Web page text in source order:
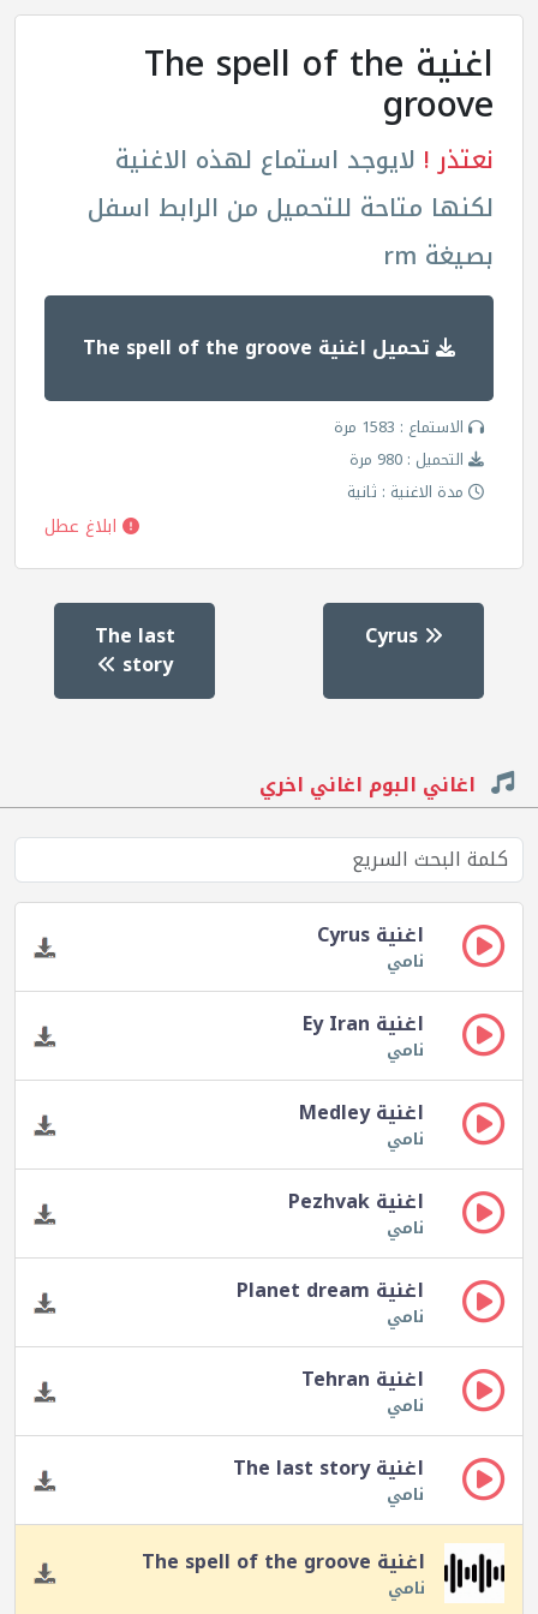
اغنية The spell of the
groove
نعتذر ! لايوجد استماع لهذه الاغنية
لكنها متاحة للتحميل من الرابط اسفل
بصيغة rm
تحميل اغنية The spell of the groove
الاستماع : 1583 مرة
التحميل : 980 مرة
مدة الاغنية : ثانية
ابلاغ عطل
Cyrus
The last
story
اغاني البوم اغاني اخري
اغنية Cyrus
نامي
اغنية Ey Iran
نامي
اغنية Medley
نامي
اغنية Pezhvak
نامي
اغنية Planet dream
نامي
اغنية Tehran
نامي
اغنية The last story
نامي
اغنية The spell of the groove
نامي